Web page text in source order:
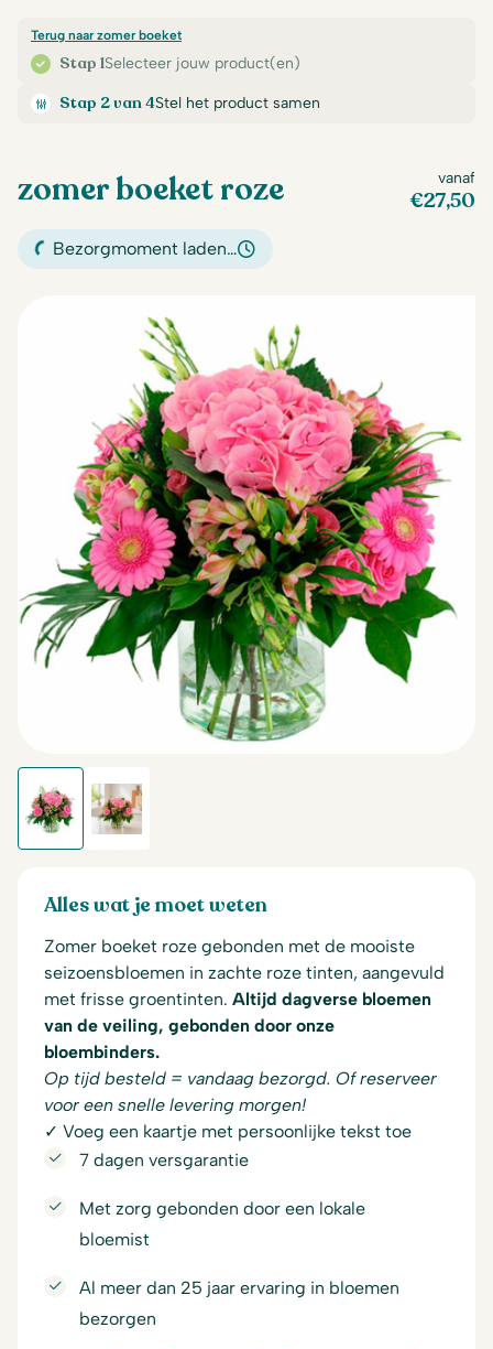
Stap 1Selecteer jouw product(en)
Terug naar zomer boeket
Stap 2 van 4Stel het product samen
zomer boeket roze vanaf
€27,50
Bezorgmoment laden…
Alles wat je moet weten
Zomer boeket roze gebonden met de mooiste
seizoensbloemen in zachte roze tinten, aangevuld
met frisse groentinten. Altijd dagverse bloemen
van de veiling, gebonden door onze
bloembinders.
Op tijd besteld = vandaag bezorgd. Of reserveer
voor een snelle levering morgen!
✓ Voeg een kaartje met persoonlijke tekst toe
7 dagen versgarantie
Met zorg gebonden door een lokale
bloemist
Al meer dan 25 jaar ervaring in bloemen
bezorgen